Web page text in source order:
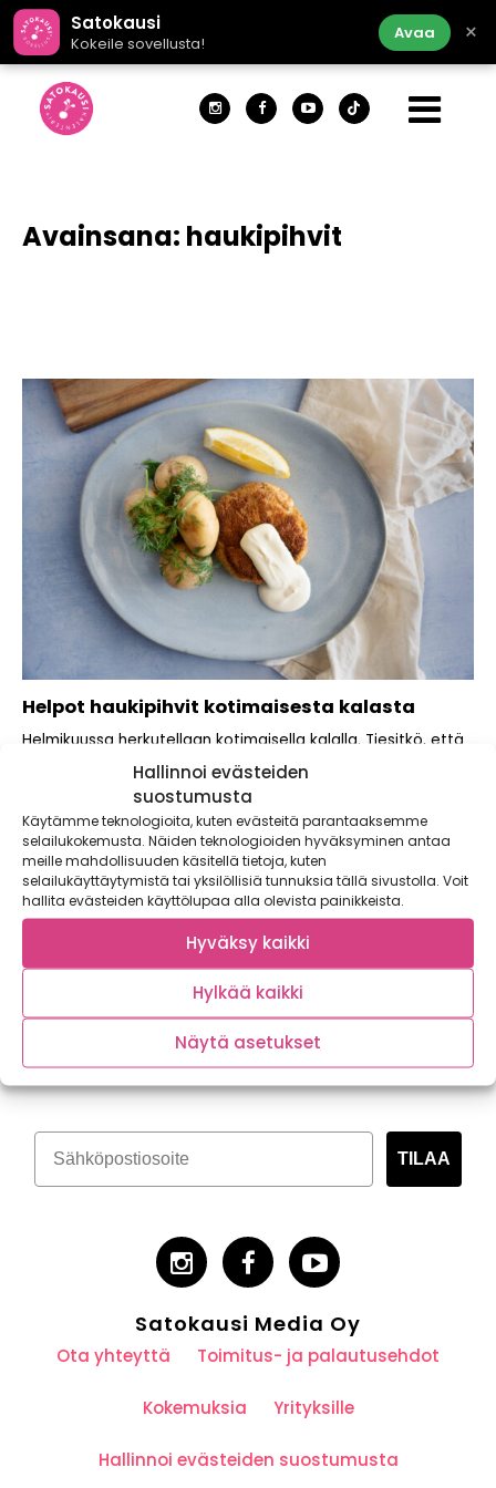
Hallinnoi evästeiden
suostumusta
Käytämme teknologioita, kuten evästeitä parantaaksemme
selailukokemusta. Näiden teknologioiden hyväksyminen antaa
meille mahdollisuuden käsitellä tietoja, kuten
selailukäyttäytymistä tai yksilöllisiä tunnuksia tällä sivustolla. Voit
hallita evästeiden käyttölupaa alla olevista painikkeista.
Hyväksy kaikki
Hylkää kaikki
Näytä asetukset
Satokausi
Kokeile sovellusta!
Avaa ×
Avainsana: haukipihvit
Helpot haukipihvit kotimaisesta kalasta
Helmikuussa herkutellaan kotimaisella kalalla. Tiesitkö, että
kasvisten lisäksi myös meren antimet ovat vahvasti
sesonkiruokaa?...
Tilaa kasvispitoinen uutiskirje
TILAA
Satokausi Media Oy
Ota yhteyttä Toimitus- ja palautusehdot
Kokemuksia Yrityksille
Hallinnoi evästeiden suostumusta